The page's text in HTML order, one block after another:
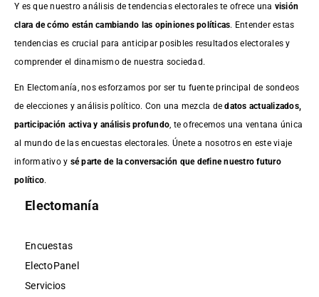
Y es que nuestro análisis de tendencias electorales te ofrece una visión
clara de cómo están cambiando las opiniones políticas. Entender estas
tendencias es crucial para anticipar posibles resultados electorales y
comprender el dinamismo de nuestra sociedad.
En Electomanía, nos esforzamos por ser tu fuente principal de sondeos
de elecciones y análisis político. Con una mezcla dedatos actualizados,
participación activa y análisis profundo , te ofrecemos una ventana única
al mundo de las encuestas electorales. Únete a nosotros en este viaje
informativo y sé parte de la conversación que define nuestro futuro
político.
Electomanía
Encuestas
ElectoPanel
Servicios